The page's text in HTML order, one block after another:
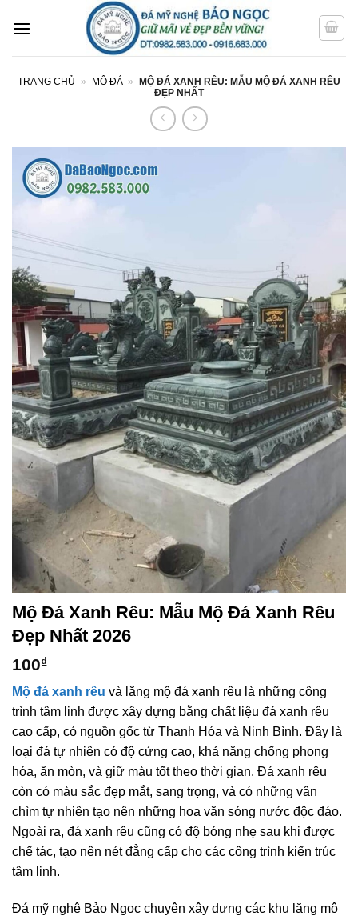
qua
TRANG CHỦ » MỘ ĐÁ »
MỘ ĐÁ XANH RÊU: MẪU MỘ ĐÁ XANH RÊU
ĐẸP NHẤT
Mộ Đá Xanh Rêu: Mẫu Mộ Đá Xanh Rêu
Đẹp Nhất 2026
100₫
Mộ đá xanh rêu và lăng mộ đá xanh rêu là những công
trình tâm linh được xây dựng bằng chất liệu đá xanh rêu
cao cấp, có nguồn gốc từ Thanh Hóa và Ninh Bình. Đây là
loại đá tự nhiên có độ cứng cao, khả năng chống phong
hóa, ăn mòn, và giữ màu tốt theo thời gian. Đá xanh rêu
còn có màu sắc đẹp mắt, sang trọng, và có những vân
chìm tự nhiên tạo nên những hoa văn sóng nước độc đáo.
Ngoài ra, đá xanh rêu cũng có độ bóng nhẹ sau khi được
chế tác, tạo nên nét đẳng cấp cho các công trình kiến trúc
tâm linh.
Đá mỹ nghệ Bảo Ngọc chuyên xây dựng các khu lăng mộ